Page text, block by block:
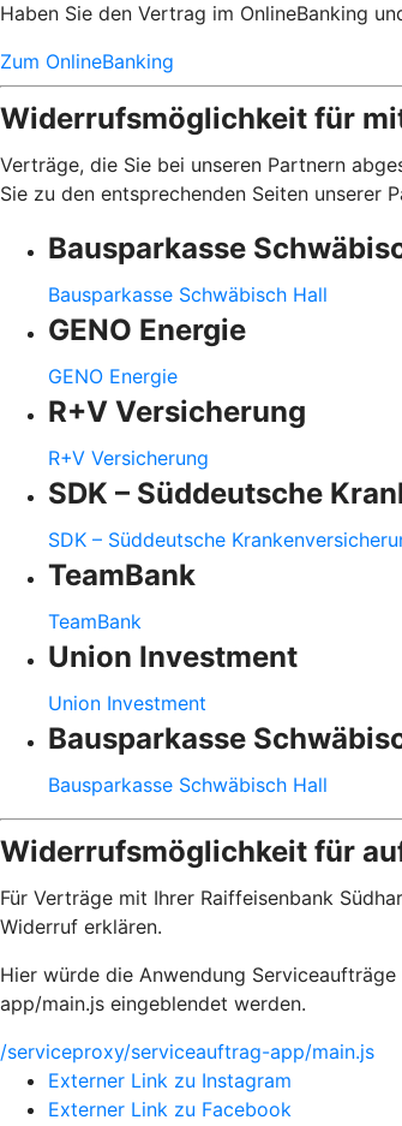
Haben Sie den Vertrag im OnlineBanking
Zum OnlineBanking
Widerrufsmöglichkeit für
Verträge, die Sie bei unseren Partnern
Sie zu den entsprechenden Seiten unserer
Bausparkasse
Bausparkasse Schwäbisch Hall
GENO Energie
GENO Energie
R+V Versicherung
R+V Versicherung
SDK – Süddeutsche
SDK – Süddeutsche
TeamBank
TeamBank
Union Investment
Union Investment
Bausparkasse
Bausparkasse Schwäbisch Hall
Widerrufsmöglichkeit für
Für Verträge mit Ihrer Raiffeisenbank
Widerruf erklären.
Hier würde die Anwendung
app/main.js eingeblendet werden.
/serviceproxy/serviceauftrag-app/main.js
Externer Link zu Instagram
Externer Link zu Facebook